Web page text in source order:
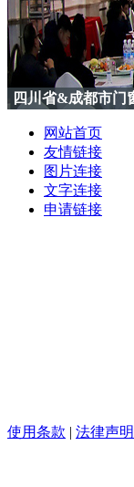
四川省&成都市门
网站首页
友情链接
图片连接
文字连接
申请链接
使用条款 | 法律声明